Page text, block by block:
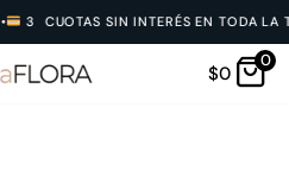
3 CUOTAS SIN INTERÉS EN TODA LA
$0
0